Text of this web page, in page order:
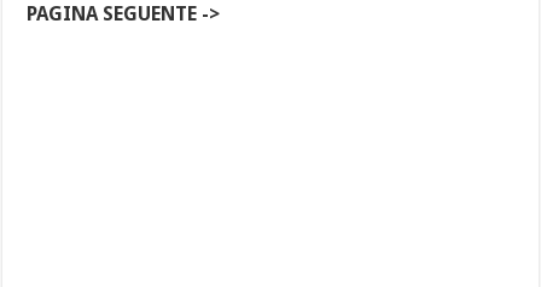
PAGINA SEGUENTE ->